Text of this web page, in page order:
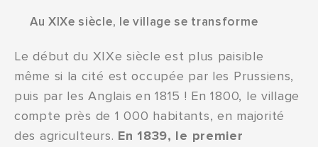
Au XIXe siècle, le village se transforme
Le début du XIXe siècle est plus paisible
même si la cité est occupée par les Prussiens,
puis par les Anglais en 1815 ! En 1800, le village
compte près de 1 000 habitants, en majorité
des agriculteurs. En 1839, le premier